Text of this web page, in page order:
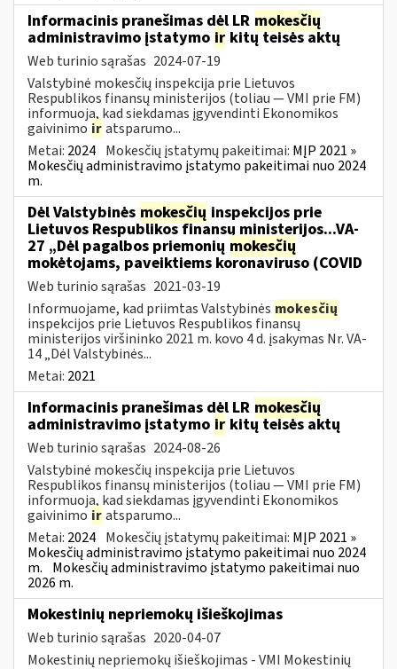
Informacinis pranešimas dėl LR mokesčių
administravimo įstatymo ir kitų teisės aktų
Web turinio sąrašas 2024-07-19
Valstybinė mokesčių inspekcija prie Lietuvos
Respublikos finansų ministerijos (toliau — VMI prie FM)
informuoja, kad siekdamas įgyvendinti Ekonomikos
gaivinimo iratsparumo...
Metai: 2024 Mokesčių įstatymų pakeitimai: MĮP 2021 »
Mokesčių administravimo įstatymo pakeitimai nuo 2024
m.
Dėl Valstybinės mokesčių inspekcijos prie
Lietuvos Respublikos finansų ministerijos...VA-
27 „Dėl pagalbos priemonių mokesčių
mokėtojams, paveiktiems koronaviruso (COVID
Web turinio sąrašas 2021-03-19
Informuojame, kad priimtas Valstybinės mokesčių
inspekcijos prie Lietuvos Respublikos finansų
ministerijos viršininko 2021 m. kovo 4 d. įsakymas Nr. VA-
14 „Dėl Valstybinės...
Metai: 2021
Informacinis pranešimas dėl LR mokesčių
administravimo įstatymo ir kitų teisės aktų
Web turinio sąrašas 2024-08-26
Valstybinė mokesčių inspekcija prie Lietuvos
Respublikos finansų ministerijos (toliau — VMI prie FM)
informuoja, kad siekdamas įgyvendinti Ekonomikos
gaivinimo iratsparumo...
Metai: 2024 Mokesčių įstatymų pakeitimai: MĮP 2021 »
Mokesčių administravimo įstatymo pakeitimai nuo 2024
m. Mokesčių administravimo įstatymo pakeitimai nuo
2026 m.
Mokestinių nepriemokų išieškojimas
Web turinio sąrašas 2020-04-07
Mokestinių nepriemokų išieškojimas - VMI Mokestinių